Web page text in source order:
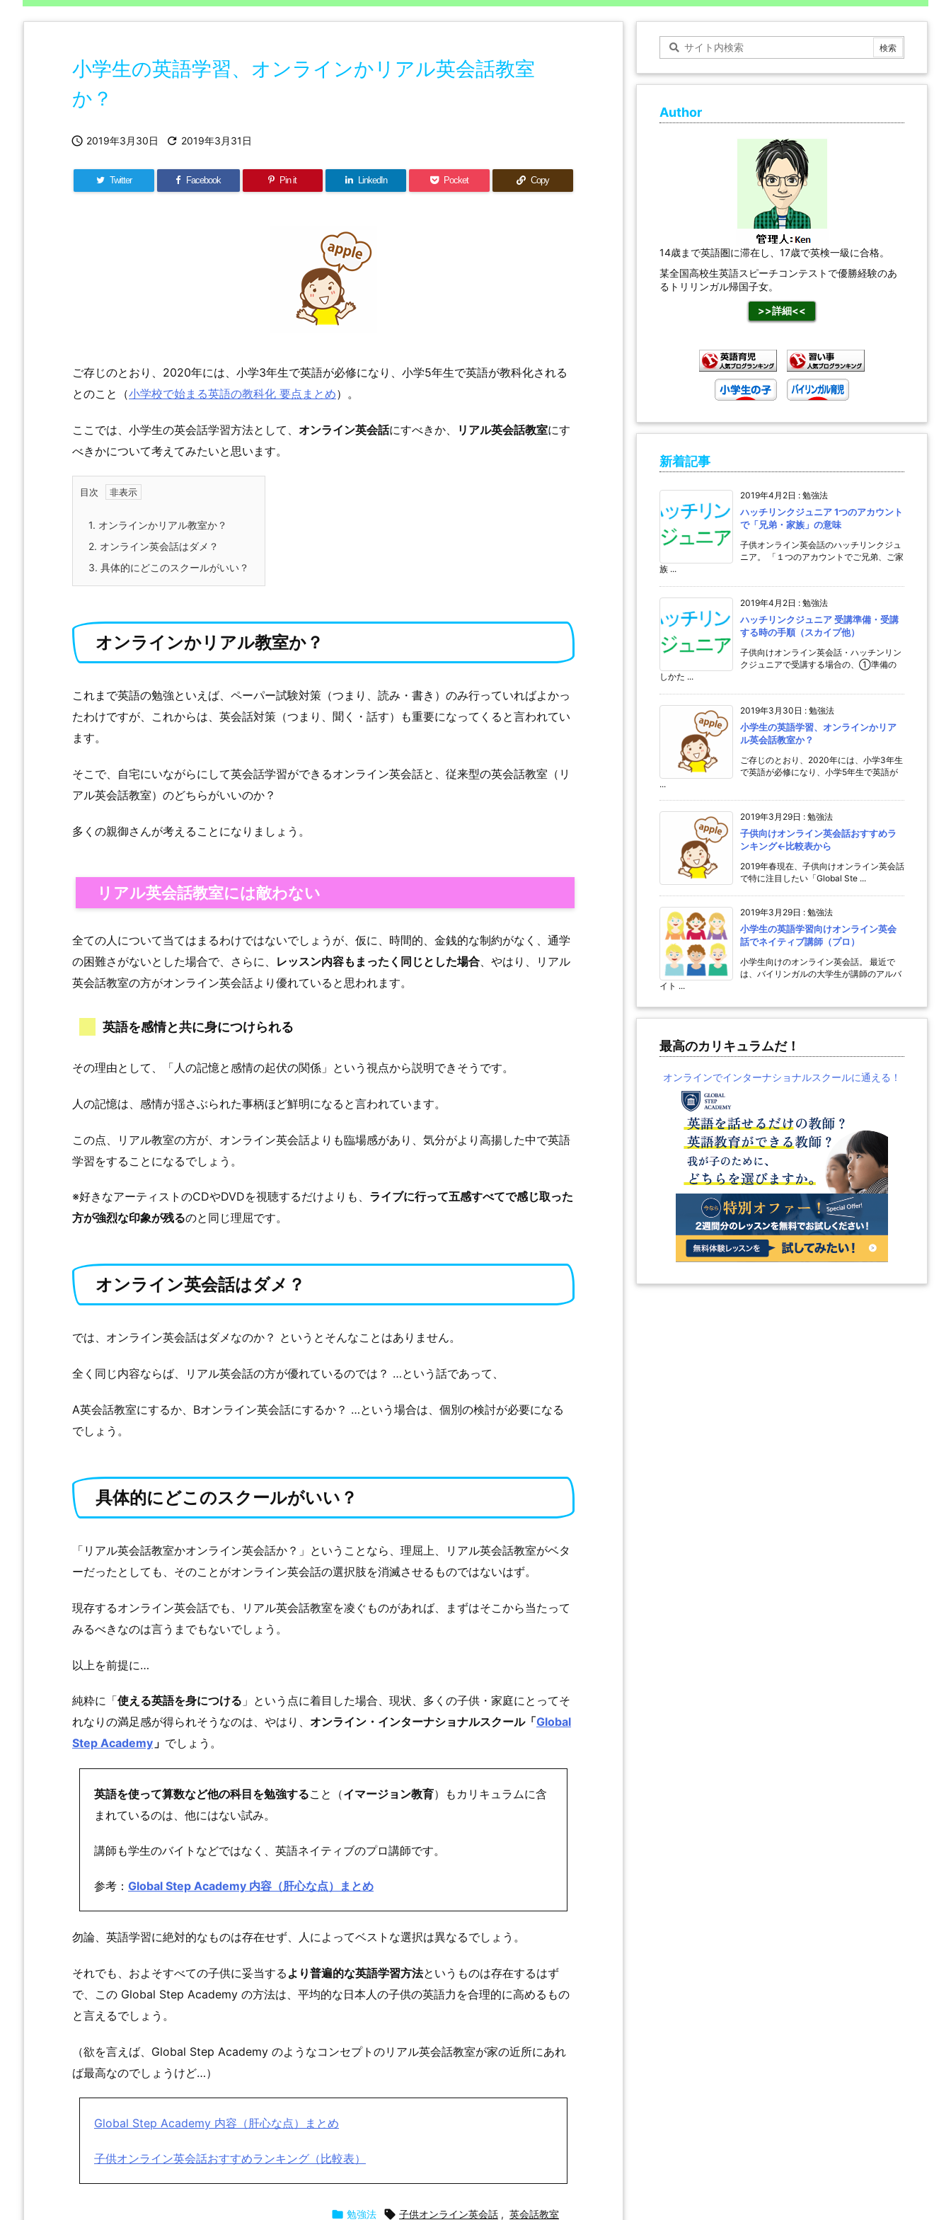
小学生の英語学習、オンラインかリアル英会話教室
か？
 2019年3月30日  2019年3月31日
Twitter Facebook Pin it LinkedIn Pocket Copy
ご存じのとおり、2020年には、小学3年生で英語が必修になり、小学5年生で英語が教科化される
とのこと（小学校で始まる英語の教科化 要点まとめ）。
ここでは、小学生の英会話学習方法として、 オンライン英会話にすべきか、 リアル英会話教室にす
べきかについて考えてみたいと思います。
目次
1. オンラインかリアル教室か？
2. オンライン英会話はダメ？
3. 具体的にどこのスクールがいい？
オンラインかリアル教室か？
これまで英語の勉強といえば、ペーパー試験対策（つまり、読み・書き）のみ行っていればよかっ
たわけですが、これからは、英会話対策（つまり、聞く・話す）も重要になってくると言われてい
ます。
そこで、自宅にいながらにして英会話学習ができるオンライン英会話と、従来型の英会話教室（リ
アル英会話教室）のどちらがいいのか？
多くの親御さんが考えることになりましょう。
リアル英会話教室には敵わない
全ての人について当てはまるわけではないでしょうが、仮に、時間的、金銭的な制約がなく、通学
の困難さがないとした場合で、さらに、 レッスン内容もまったく同じとした場合 、やはり、リアル
英会話教室の方がオンライン英会話より優れていると思われます。
英語を感情と共に身につけられる
その理由として、「人の記憶と感情の起伏の関係」という視点から説明できそうです。
人の記憶は、感情が揺さぶられた事柄ほど鮮明になると言われています。
この点、リアル教室の方が、オンライン英会話よりも臨場感があり、気分がより高揚した中で英語
学習をすることになるでしょう。
※好きなアーティストのCDやDVDを視聴するだけよりも、 ライブに行って五感すべてで感じ取った
方が強烈な印象が残るのと同じ理屈です。
オンライン英会話はダメ？
では、オンライン英会話はダメなのか？ というとそんなことはありません。
全く同じ内容ならば、リアル英会話の方が優れているのでは？ …という話であって、
A英会話教室にするか、Bオンライン英会話にするか？ …という場合は、個別の検討が必要になる
でしょう。
具体的にどこのスクールがいい？
「リアル英会話教室かオンライン英会話か？」ということなら、理屈上、リアル英会話教室がベタ
ーだったとしても、そのことがオンライン英会話の選択肢を消滅させるものではないはず。
現存するオンライン英会話でも、リアル英会話教室を凌ぐものがあれば、まずはそこから当たって
みるべきなのは言うまでもないでしょう。
以上を前提に…
純粋に「使える英語を身につける 」という点に着目した場合、現状、多くの子供・家庭にとってそ
れなりの満足感が得られそうなのは、やはり、 オンライン・インターナショナルスクール「Global
Step Academy 」 でしょう。
英語を使って算数など他の科目を勉強すること（イマージョン教育）もカリキュラムに含
まれているのは、他にはない試み。
講師も学生のバイトなどではなく、英語ネイティブのプロ講師です。
参考： Global Step Academy 内容（肝心な点）まとめ
勿論、英語学習に絶対的なものは存在せず、人によってベストな選択は異なるでしょう。
それでも、およそすべての子供に妥当する より普遍的な英語学習方法というものは存在するはず
で、この Global Step Academy の方法は、平均的な日本人の子供の英語力を合理的に高めるもの
と言えるでしょう。
（欲を言えば、Global Step Academy のようなコンセプトのリアル英会話教室が家の近所にあれ
ば最高なのでしょうけど…）
Global Step Academy 内容（肝心な点）まとめ
子供オンライン英会話おすすめランキング（比較表）
 勉強法  子供オンライン英会話 , 英会話教室
Author
14歳まで英語圏に滞在し、17歳で英検一級に合格。
某全国高校生英語スピーチコンテストで優勝経験のあ
るトリリンガル帰国子女。
>>詳細<<
新着記事
2019年4月2日 : 勉強法
ハッチリンクジュニア 1つのアカウント
で「兄弟・家族」の意味
子供オンライン英会話のハッチリンクジュ
ニア。 「１つのアカウントでご兄弟、ご家
族 ...
2019年4月2日 : 勉強法
ハッチリンクジュニア 受講準備・受講
する時の手順（スカイプ他）
子供向けオンライン英会話・ハッチンリン
クジュニアで受講する場合の、①準備の
しかた ...
2019年3月30日 : 勉強法
小学生の英語学習、オンラインかリア
ル英会話教室か？
ご存じのとおり、2020年には、小学3年生
で英語が必修になり、小学5年生で英語が
...
2019年3月29日 : 勉強法
子供向けオンライン英会話おすすめラ
ンキング←比較表から
2019年春現在、子供向けオンライン英会話
で特に注目したい「Global Ste ...
2019年3月29日 : 勉強法
小学生の英語学習向けオンライン英会
話でネイティブ講師（プロ）
小学生向けのオンライン英会話。 最近で
は、バイリンガルの大学生が講師のアルバ
イト ...
最高のカリキュラムだ！
オンラインでインターナショナルスクールに通える！